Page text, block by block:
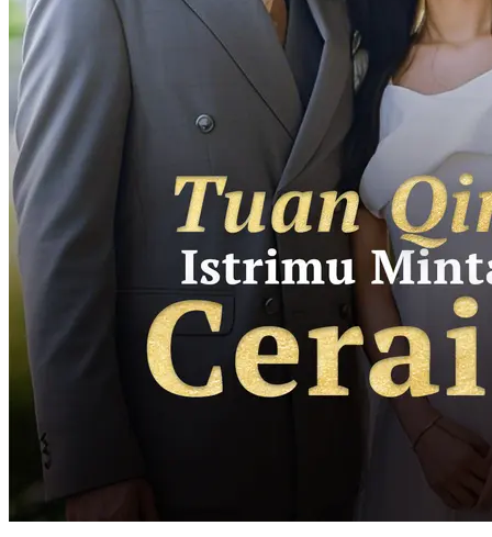
Nikah Kilat Sama CEO
80 Episodes
Rani dan Rama menikah karena perjodohan dan kesalahpahaman,
lalu saling sembunyikan identitas. Saat rahasia terungkap, mereka
bersatu menghadapi musuh dan ungkap misteri kematian keluarga.
Rani ditemukan sebagai putri konglomerat Negara A. Setelah
berbagai konflik dan intrik, mereka nikah, dan para penjahat terima
Cinta Setelah PernikahanRomansaRomansa Urban